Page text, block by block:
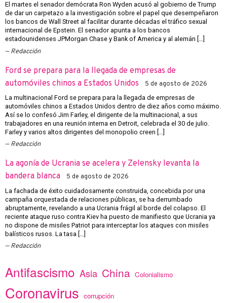
El martes el senador demócrata Ron Wyden acusó al gobierno de Trump
de dar un carpetazo a la investigación sobre el papel que desempeñaron
los bancos de Wall Street al facilitar durante décadas el tráfico sexual
internacional de Epstein. El senador apunta a los bancos
estadounidenses JPMorgan Chase y Bank of America y al alemán […]
Redacción
Ford se prepara para la llegada de empresas de
automóviles chinos a Estados Unidos
5 de agosto de 2026
La multinacional Ford se prepara para la llegada de empresas de
automóviles chinos a Estados Unidos dentro de diez años como máximo.
Así se lo confesó Jim Farley, el dirigente de la multinacional, a sus
trabajadores en una reunión interna en Detroit, celebrada el 30 de julio.
Farley y varios altos dirigentes del monopolio creen […]
Redacción
La agonía de Ucrania se acelera y Zelensky levanta la
bandera blanca
5 de agosto de 2026
La fachada de éxito cuidadosamente construida, concebida por una
campaña orquestada de relaciones públicas, se ha derrumbado
abruptamente, revelando a una Ucrania frágil al borde del colapso. El
reciente ataque ruso contra Kiev ha puesto de manifiesto que Ucrania ya
no dispone de misiles Patriot para interceptar los ataques con misiles
balísticos rusos. La tasa […]
Redacción
Antifascismo Asia China Colonialismo
Coronavirus corrupción